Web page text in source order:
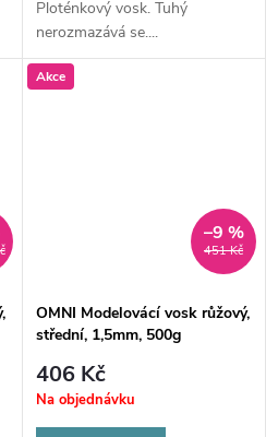
Ploténkový vosk. Tuhý
nerozmazává se....
Akce
451 Kč
–9 %
OMNI Modelovácí vosk růžový,
střední, 1,5mm, 500g
406 Kč
Na objednávku